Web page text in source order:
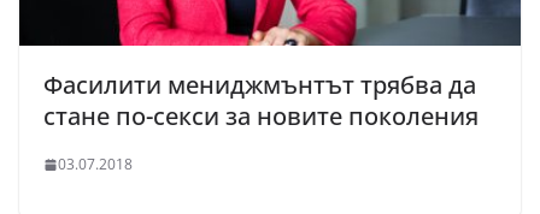
Фасилити мениджмънтът трябва да
стане по-секси за новите поколения
03.07.2018